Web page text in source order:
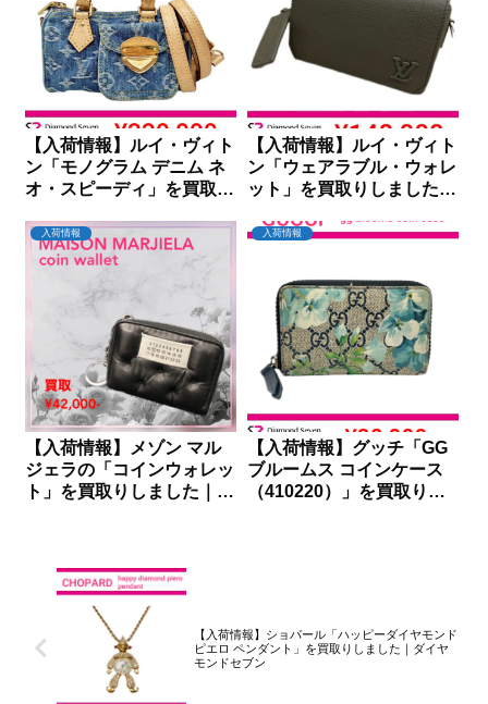
【入荷情報】ルイ・ヴィト
ン「モノグラム デニム ネ
オ・スピーディ」を買取り
ブン
【入荷情報】ルイ・ヴィト
ン「ウェアラブル・ウォレ
ット」を買取りしました｜
入荷情報
【入荷情報】メゾン マル
ジェラの「コインウォレッ
ト」を買取りしました｜ダ
入荷情報
【入荷情報】グッチ「GG
ブルームス コインケース
（410220）」を買取りし
【入荷情報】ショパール「ハッピーダイヤモンド
ピエロ ペンダント」を買取りしました｜ダイヤ
モンドセブン